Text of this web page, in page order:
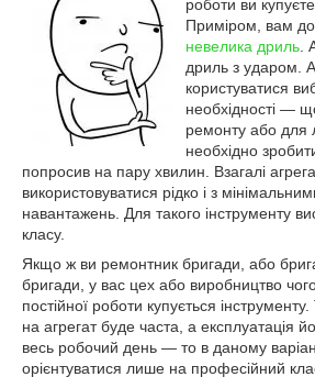
роботи ви
Приміром, вам
невелика дриль .
дриль з ударом.
користуватися
необхідності —
ремонту або для
необхідно
попросив на пару хвилин. Взагалі
використовуватися рідко і з
навантажень. Для такого інструменту
класу.
Якщо ж ви ремонтник бригади, або
бригади, у вас цех або виробництво
постійної роботи купується
на агрегат буде часта, а експлуатація
весь робочий день — то в даному
орієнтуватися лише на професійний